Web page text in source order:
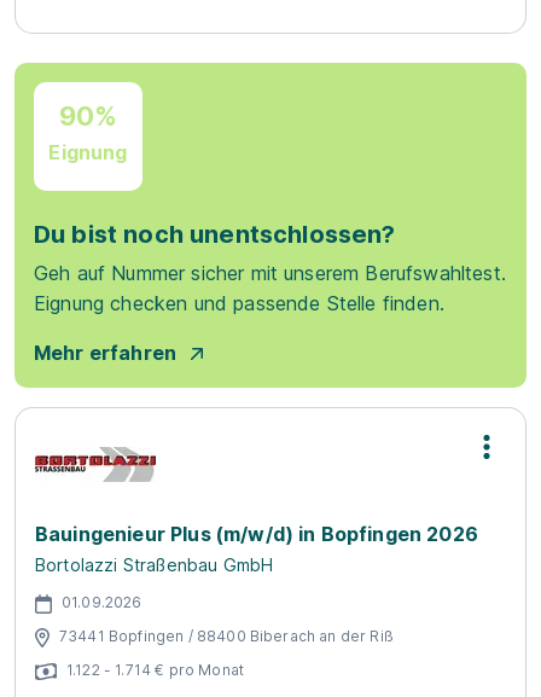
90%
Eignung
Du bist noch unentschlossen?
Geh auf Nummer sicher mit unserem Berufswahltest.
Eignung checken und passende Stelle finden.
Mehr erfahren
Bauingenieur Plus (m/w/d) in Bopfingen 2026
Bortolazzi Straßenbau GmbH
01.09.2026
73441 Bopfingen / 88400 Biberach an der Riß
1.122 - 1.714 € pro Monat